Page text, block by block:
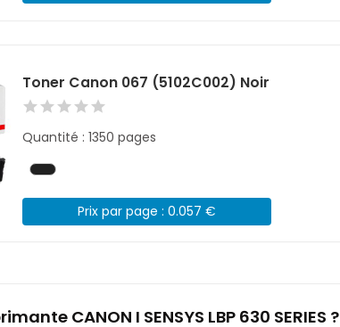
Toner Canon 067 (5102C002) Noir
Quantité : 1350 pages
Prix par page : 0.057 €
CANON I SENSYS LBP 630 SERIES ?